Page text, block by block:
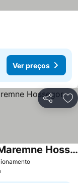
Ver preços
Partilhar
B&B HOTEL Saint-Geours-de-Maremne Hossegor